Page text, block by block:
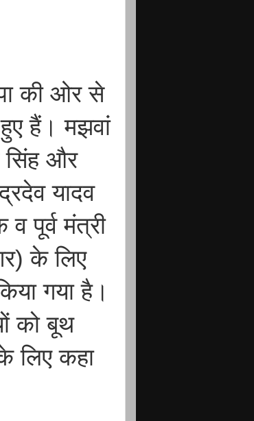
की ओर से
हैं। मझवां
सिंह और
यादव
पूर्व मंत्री
के लिए
गया है।
को बूथ
लिए कहा